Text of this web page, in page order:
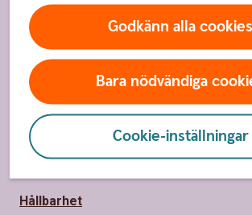
Godkänn alla cookies
Bara nödvändiga
Cookie-inställningar
Hitta bankkontor
Bli kund
Priser, räntor och kurser
Om oss
Hållbarhet